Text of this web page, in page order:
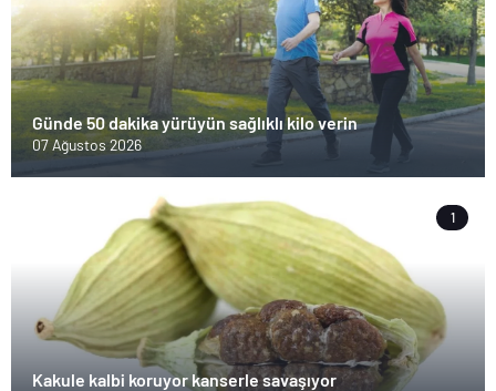
Günde 50 dakika yürüyün sağlıklı kilo verin
07 Ağustos 2026
1
Kakule kalbi koruyor kanserle savaşıyor